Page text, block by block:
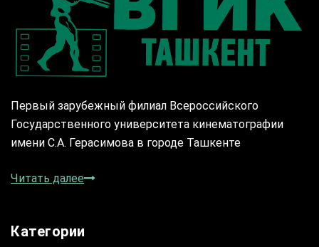
Первый зарубежный филиал Всероссийского
Государственного университета кинематографии
имени С.А. Герасимова в городе Ташкенте
Читать далее
Категории